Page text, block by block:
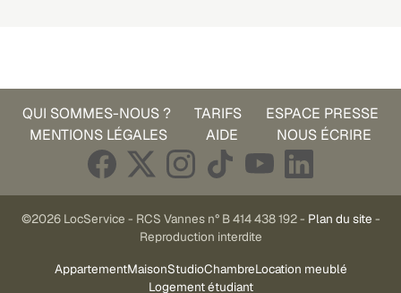
QUI SOMMES-NOUS ? TARIFS
ESPACE PRESSE
MENTIONS LÉGALES
AIDE NOUS ÉCRIRE
©2026 LocService - RCS Vannes n° B 414 438 192 - Plan du site -
Reproduction interdite
AppartementMaisonStudioChambreLocation meublé
Logement étudiant